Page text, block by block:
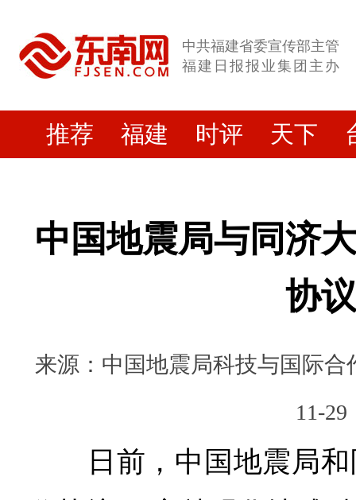
中共福建省委宣传部主管
福建日报报业集团主办
推荐 福建 时评 天下
中国地震局与同济
协议
来源：中国地震局科技与国际合
11-29
日前，中国地震局